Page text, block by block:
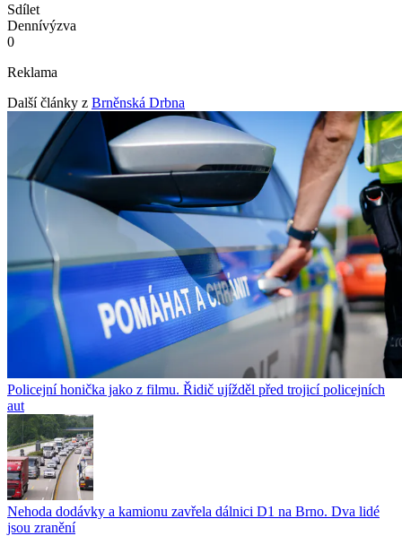
Sdílet
Dennívýzva
0
Reklama
Další články z Brněnská Drbna
Policejní honička jako z filmu. Řidič ujížděl před trojicí policejních
aut
Nehoda dodávky a kamionu zavřela dálnici D1 na Brno. Dva lidé
jsou zranění